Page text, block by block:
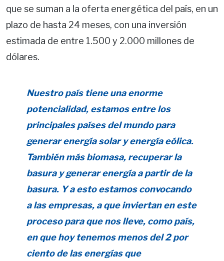
que se suman a la oferta energética del país, en un
plazo de hasta 24 meses, con una inversión
estimada de entre 1.500 y 2.000 millones de
dólares.
Nuestro país tiene una enorme
potencialidad, estamos entre los
principales países del mundo para
generar energía solar y energía eólica.
También más biomasa, recuperar la
basura y generar energía a partir de la
basura. Y a esto estamos convocando
a las empresas, a que inviertan en este
proceso para que nos lleve, como país,
en que hoy tenemos menos del 2 por
ciento de las energías que